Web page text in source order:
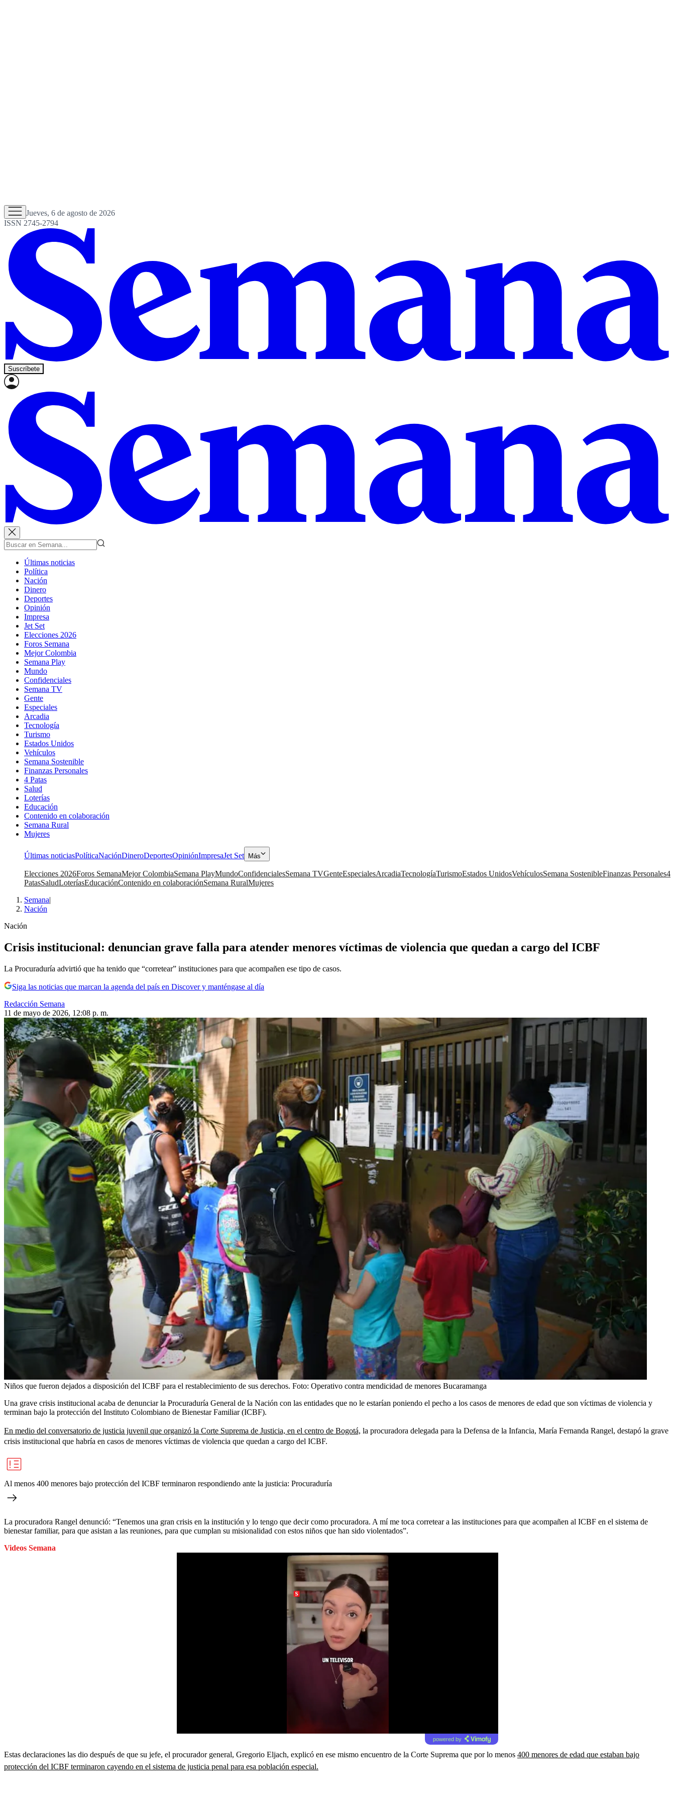
Jueves, 6 de agosto de 2026
ISSN 2745-2794
Suscríbete
Últimas noticias
Política
Nación
Dinero
Deportes
Opinión
Impresa
Jet Set
Elecciones 2026
Foros Semana
Mejor Colombia
Semana Play
Mundo
Confidenciales
Semana TV
Gente
Especiales
Arcadia
Tecnología
Turismo
Estados Unidos
Vehículos
Semana Sostenible
Finanzas Personales
4 Patas
Salud
Loterías
Educación
Contenido en colaboración
Semana Rural
Mujeres
Últimas noticiasPolíticaNaciónDineroDeportesOpiniónImpresaJet Set Más
Elecciones 2026Foros SemanaMejor ColombiaSemana PlayMundoConfidencialesSemana TVGenteEspecialesArcadiaTecnologíaTurismoEstados UnidosVehículosSemana SostenibleFinanzas Personales4
PatasSaludLoteríasEducaciónContenido en colaboraciónSemana RuralMujeres
Semana|
Nación
Nación
Crisis institucional: denuncian grave falla para atender menores víctimas de violencia que quedan a cargo del ICBF
La Procuraduría advirtió que ha tenido que “corretear” instituciones para que acompañen ese tipo de casos.
Siga las noticias que marcan la agenda del país en Discover y manténgase al día
Redacción Semana
11 de mayo de 2026, 12:08 p. m.
Niños que fueron dejados a disposición del ICBF para el restablecimiento de sus derechos. Foto: Operativo contra mendicidad de menores Bucaramanga
Una grave crisis institucional acaba de denunciar la Procuraduría General de la Nación con las entidades que no le estarían poniendo el pecho a los casos de menores de edad que son víctimas de violencia y
terminan bajo la protección del Instituto Colombiano de Bienestar Familiar (ICBF).
En medio del conversatorio de justicia juvenil que organizó la Corte Suprema de Justicia, en el centro de Bogotá, la procuradora delegada para la Defensa de la Infancia, María Fernanda Rangel, destapó la grave
crisis institucional que habría en casos de menores víctimas de violencia que quedan a cargo del ICBF.
Al menos 400 menores bajo protección del ICBF terminaron respondiendo ante la justicia: Procuraduría
La procuradora Rangel denunció: “Tenemos una gran crisis en la institución y lo tengo que decir como procuradora. A mí me toca corretear a las instituciones para que acompañen al ICBF en el sistema de
bienestar familiar, para que asistan a las reuniones, para que cumplan su misionalidad con estos niños que han sido violentados”.
Videos Semana
powered by
Estas declaraciones las dio después de que su jefe, el procurador general, Gregorio Eljach, explicó en ese mismo encuentro de la Corte Suprema que por lo menos 400 menores de edad que estaban bajo
protección del ICBF terminaron cayendo en el sistema de justicia penal para esa población especial.